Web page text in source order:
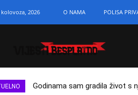
2026 O NAMA POLISA
Godinama sam gradila život s